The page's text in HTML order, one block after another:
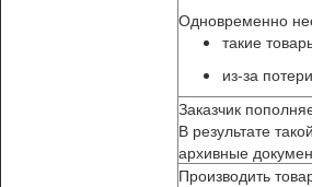
Одновременно
такие
из-за
Заказчик
В результате
архивные
Производить